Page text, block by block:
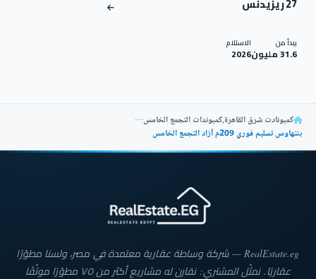
27 ريزيدنس
يبدأ من
31.6 مليون
الاستلام
2026
كمبونادت شرق القاهرة,كمبوندات التجمع الخامس—
بنتهاوس تسليم فوري 209م أزاد التجمع الخامس
RealEstate.eg — شركة وساطة عقارية معتمدة في مصر، ولسنا مطوّرًا
عقاريًا. نمثّل المشتري: نقارن له مشاريع أكثر من ٧٥ مطوّرًا موثّقًا